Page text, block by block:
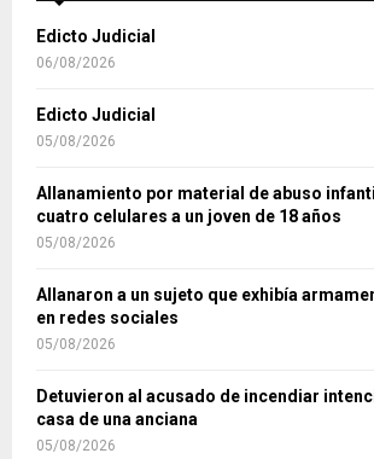
Edicto Judicial
06/08/2026
Edicto Judicial
05/08/2026
Allanamiento por material de abuso
cuatro celulares a un joven de 18 años
05/08/2026
Allanaron a un sujeto que exhibía
en redes sociales
05/08/2026
Detuvieron al acusado de incendiar
casa de una anciana
05/08/2026